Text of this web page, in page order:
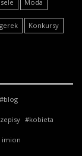
Moda
Konkursy
blog
kobieta
imion